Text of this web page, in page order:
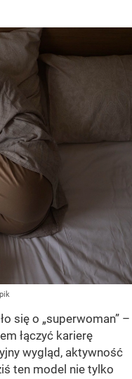
się o „superwoman” –
łączyć karierę
wygląd, aktywność
ten model nie tylko